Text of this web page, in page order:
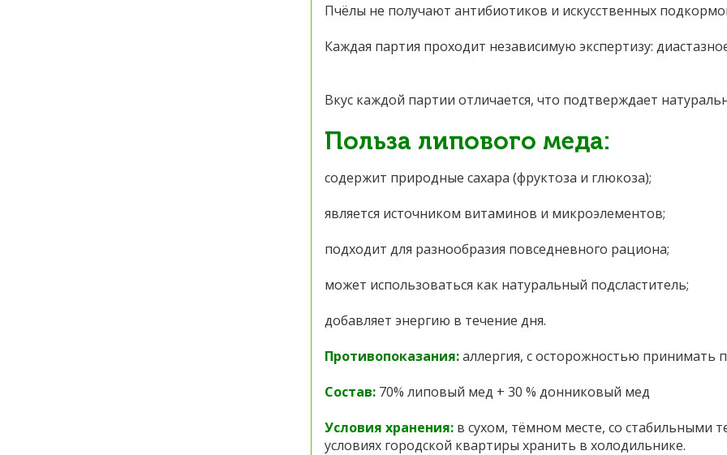
Пчёлы не получают антибиотиков и искусственных
Каждая партия проходит независимую экспертизу:
Вкус каждой партии отличается, что подтверждает
Польза липового меда:
содержит природные сахара (фруктоза и глюкоза);
является источником витаминов и микроэлементов;
подходит для разнообразия повседневного рациона;
может использоваться как натуральный подсластитель;
добавляет энергию в течение дня.
Противопоказания:аллергия, с осторожностью принимать
Состав: 70% липовый мед + 30 % донниковый мед
Условия хранения: в сухом, тёмном месте, со стабильными
условиях городской квартиры хранить в холодильнике.